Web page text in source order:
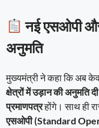
नई एसओपी और
अनुमति
मुख्यमंत्री ने कहा कि अब
क्षेत्रों में उड़ान की अनुमति
प्रमाणपत्रहोंगे। साथ ही
एसओपी (Standard